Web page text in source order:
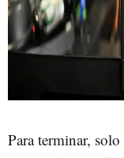
Para terminar,